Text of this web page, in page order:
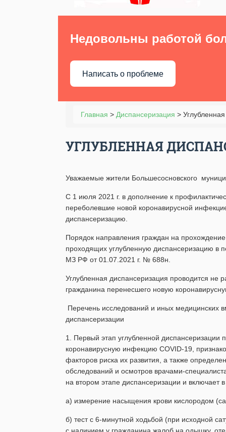
Недовольны работой
Написать о проблеме
Главная > Диспансеризация >
УГЛУБЛЕННАЯ
Уважаемые жители Большесосновского
С 1 июля 2021 г. в дополнение к
переболевшие новой коронавирусной
диспансеризацию.
Порядок направления граждан на
проходящих углубленную диспансеризацию в
МЗ РФ от 01.07.2021 г. № 688н.
Углубленная диспансеризация проводится
гражданина перенесшего новую
Перечень исследований и иных медицинских
диспансеризации
1. Первый этап углубленной
коронавирусную инфекцию COVID-19,
факторов риска их развития, а также
обследований и осмотров врачами-
на втором этапе диспансеризации и включает
а) измерение насыщения крови кислородом
б) тест с 6-минутной ходьбой (при исходной